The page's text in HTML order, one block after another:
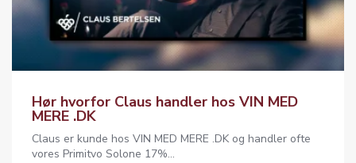
Hør hvorfor Claus handler hos VIN MED
MERE .DK
Claus er kunde hos VIN MED MERE .DK og handler ofte
vores Primitvo Solone 17%...